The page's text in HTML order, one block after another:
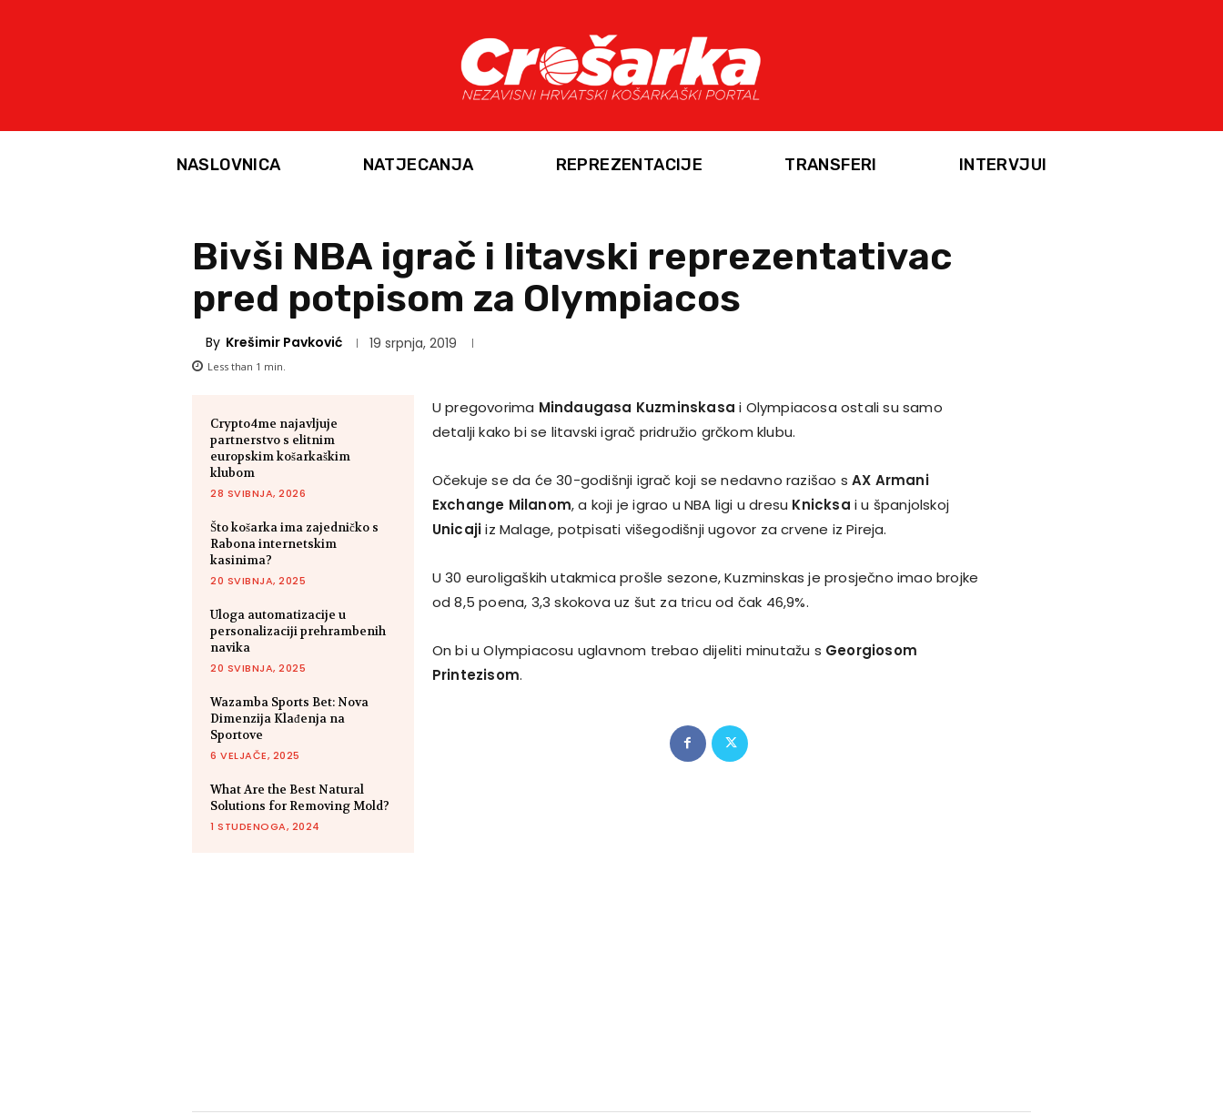
NASLOVNICA NATJECANJA REPREZENTACIJE TRANSFERI INTERVJUI
Bivši NBA igrač i litavski reprezentativac
pred potpisom za Olympiacos
By Krešimir Pavković 19 srpnja, 2019
Less than 1 min.
Crypto4me najavljuje
partnerstvo s elitnim
europskim košarkaškim
klubom
28 SVIBNJA, 2026
Što košarka ima zajedničko s
Rabona internetskim
kasinima?
20 SVIBNJA, 2025
Uloga automatizacije u
personalizaciji prehrambenih
navika
20 SVIBNJA, 2025
Wazamba Sports Bet: Nova
Dimenzija Klađenja na
Sportove
6 VELJAČE, 2025
What Are the Best Natural
Solutions for Removing Mold?
1 STUDENOGA, 2024
U pregovorima Mindaugasa Kuzminskasa i Olympiacosa ostali su samo
detalji kako bi se litavski igrač pridružio grčkom klubu.
Očekuje se da će 30-godišnji igrač koji se nedavno razišao s AX Armani
Exchange Milanom, a koji je igrao u NBA ligi u dresu Knicksa i u španjolskoj
Unicajiiz Malage, potpisati višegodišnji ugovor za crvene iz Pireja.
U 30 euroligaških utakmica prošle sezone, Kuzminskas je prosječno imao brojke
od 8,5 poena, 3,3 skokova uz šut za tricu od čak 46,9%.
On bi u Olympiacosu uglavnom trebao dijeliti minutažu s Georgiosom
Printezisom.